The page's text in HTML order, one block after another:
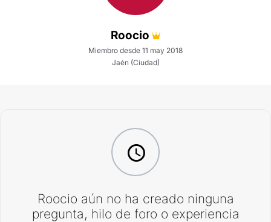
Roocio
Miembro desde 11 may 2018
Jaén (Ciudad)
Roocio aún no ha creado ninguna
pregunta, hilo de foro o experiencia